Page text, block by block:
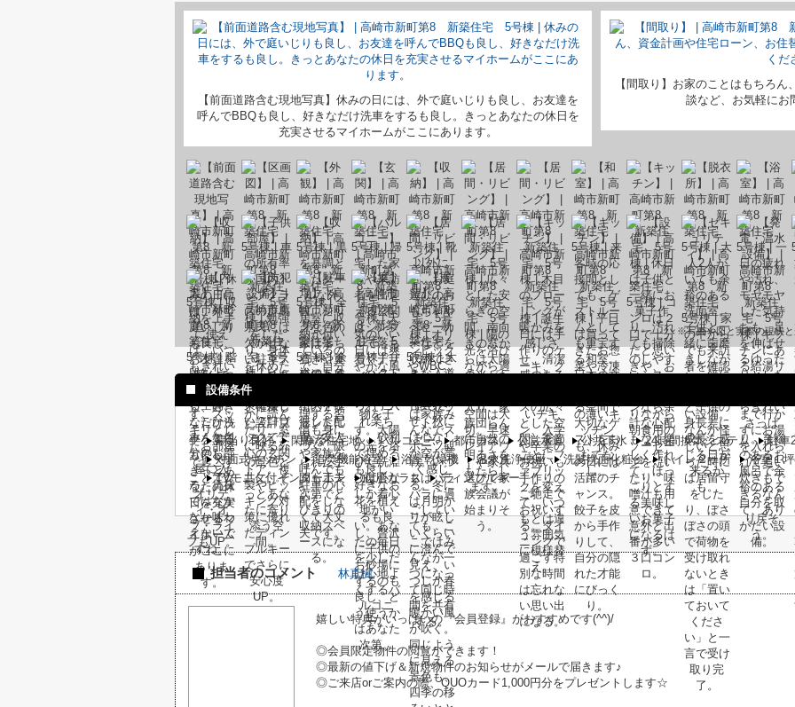
【前面道路含む現地写真】休みの日には、外で庭いじりも良し、お友達を
呼んでBBQも良し、好きなだけ洗車をするも良し。きっとあなたの休日を
充実させるマイホームがここにあります。
【間取り】お家のことはもちろ
談など、お気軽にお
※写真や図と実際の現状
設備条件
陽当り良好 閑静な住宅地 バルコニー 都市ガス 公営水道 公共下水 24時間換気システム
駐車
対面式キッチン
追焚機能浴室 浴室乾燥機 温水洗浄便座 洗髪洗面化粧台 トイレ２ヶ所
浴室１
TVモニタ付インターホン
複層ガラス ディンプルキー
担当者のコメント 林真樹
嬉しい特典がいっぱいの『会員登録』がおすすめです(^^)/
◎会員限定物件の閲覧ができます！
◎最新の値下げ＆新規物件のお知らせがメールで届きます♪
◎ご来店orご案内の際、QUOカード1,000円分をプレゼントします☆